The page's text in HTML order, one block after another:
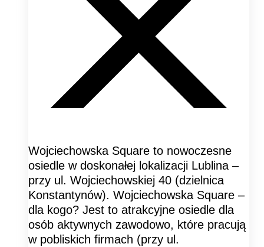
Wojciechowska Square to nowoczesne
osiedle w doskonałej lokalizacji Lublina –
przy ul. Wojciechowskiej 40 (dzielnica
Konstantynów). Wojciechowska Square –
dla kogo? Jest to atrakcyjne osiedle dla
osób aktywnych zawodowo, które pracują
w pobliskich firmach (przy ul.